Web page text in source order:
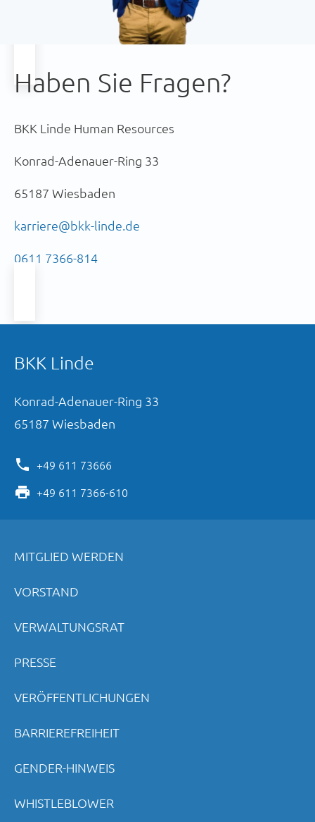
Haben Sie Fragen?
BKK Linde Human Resources
Konrad-Adenauer-Ring 33
65187 Wiesbaden
karriere@bkk-linde.de
0611 7366-814
BKK Linde
Konrad-Adenauer-Ring 33
65187 Wiesbaden
+49 611 73666
+49 611 7366-610
MITGLIED WERDEN
VORSTAND
VERWALTUNGSRAT
PRESSE
VERÖFFENTLICHUNGEN
BARRIEREFREIHEIT
GENDER-HINWEIS
WHISTLEBLOWER